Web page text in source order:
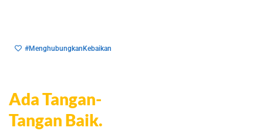
#MenghubungkanKebaikan
Senyum,
Ada Tangan-
Tangan Baik.